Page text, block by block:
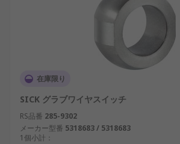
在庫限り
SICK グラブワイヤスイッチ
RS品番 285-9302
メーカー型番 5318683 / 5318683
1個小計：